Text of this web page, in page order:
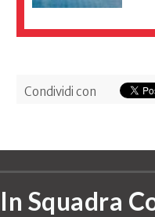
Condividi con
In Squadra